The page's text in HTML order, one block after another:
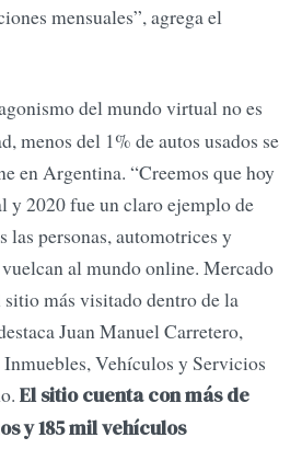
mensuales”, agrega el
del mundo virtual no es
menos del 1% de autos usados se
en Argentina. “Creemos que hoy
y 2020 fue un claro ejemplo de
las personas, automotrices y
al mundo online. Mercado
más visitado dentro de la
Juan Manuel Carretero,
Vehículos y Servicios
El sitio cuenta con más de
y 185 mil vehículos